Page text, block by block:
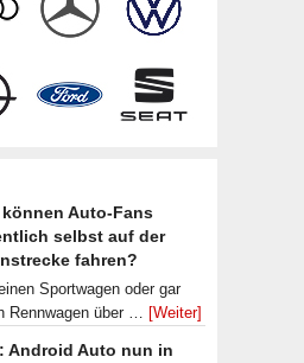
können Auto-Fans
selbst auf der
fahren?
Sportwagen oder gar
Rennwagen über … [Weiter]
Android Auto nun in